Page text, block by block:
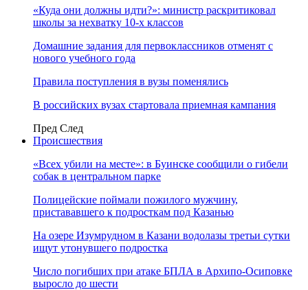
«Куда они должны идти?»: министр раскритиковал
школы за нехватку 10-х классов
Домашние задания для первоклассников отменят с
нового учебного года
Правила поступления в вузы поменялись
В российских вузах стартовала приемная кампания
Пред След
Происшествия
«Всех убили на месте»: в Буинске сообщили о гибели
собак в центральном парке
Полицейские поймали пожилого мужчину,
пристававшего к подросткам под Казанью
На озере Изумрудном в Казани водолазы третьи сутки
ищут утонувшего подростка
Число погибших при атаке БПЛА в Архипо-Осиповке
выросло до шести